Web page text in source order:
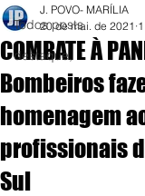
Todos posts
destaque,
COMBATE À
Bombeiros
homenagem
profissionais
Sul
J. POVO- MARÍLIA
20 de mai. de 2021